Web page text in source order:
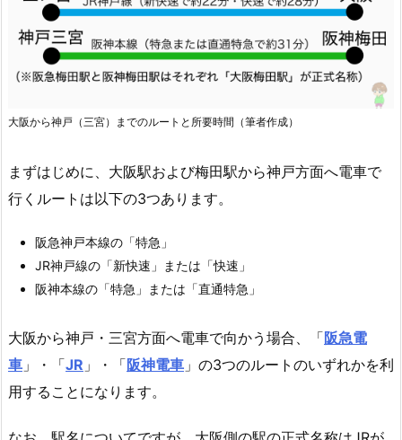
大阪から神戸（三宮）までのルートと所要時間（筆者作成）
まずはじめに、大阪駅および梅田駅から神戸方面へ電車で
行くルートは以下の3つあります。
阪急神戸本線の「特急」
JR神戸線の「新快速」または「快速」
阪神本線の「特急」または「直通特急」
大阪から神戸・三宮方面へ電車で向かう場合、「阪急電
車 」・「JR 」・「阪神電車 」の3つのルートのいずれかを利
用することになります。